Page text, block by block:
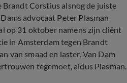
Brandt Corstius alsnog de juiste
advocaat Peter Plasman
op 31 oktober namens zijn cliënt
in Amsterdam tegen Brandt
van smaad en laster. Van Dam
tegemoet, aldus Plasman.